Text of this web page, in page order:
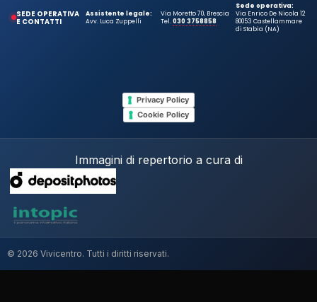
SEDE OPERATIVA
E CONTATTI
Assistente legale:
Avv. Luca Zuppelli
Via Moretto 70, Brescia
Tel.030 3758858
Sede operativa:
Via Enrico De Nicola 12
80053 Castellammare
di Stabia (NA)
Privacy Policy
Cookie Policy
Immagini di repertorio a cura di
© 2026 Vivicentro. Tutti i diritti riservati.